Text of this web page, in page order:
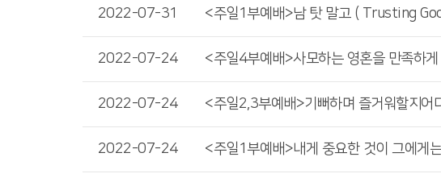
2022-07-31
2022-07-24
2022-07-24
2022-07-24